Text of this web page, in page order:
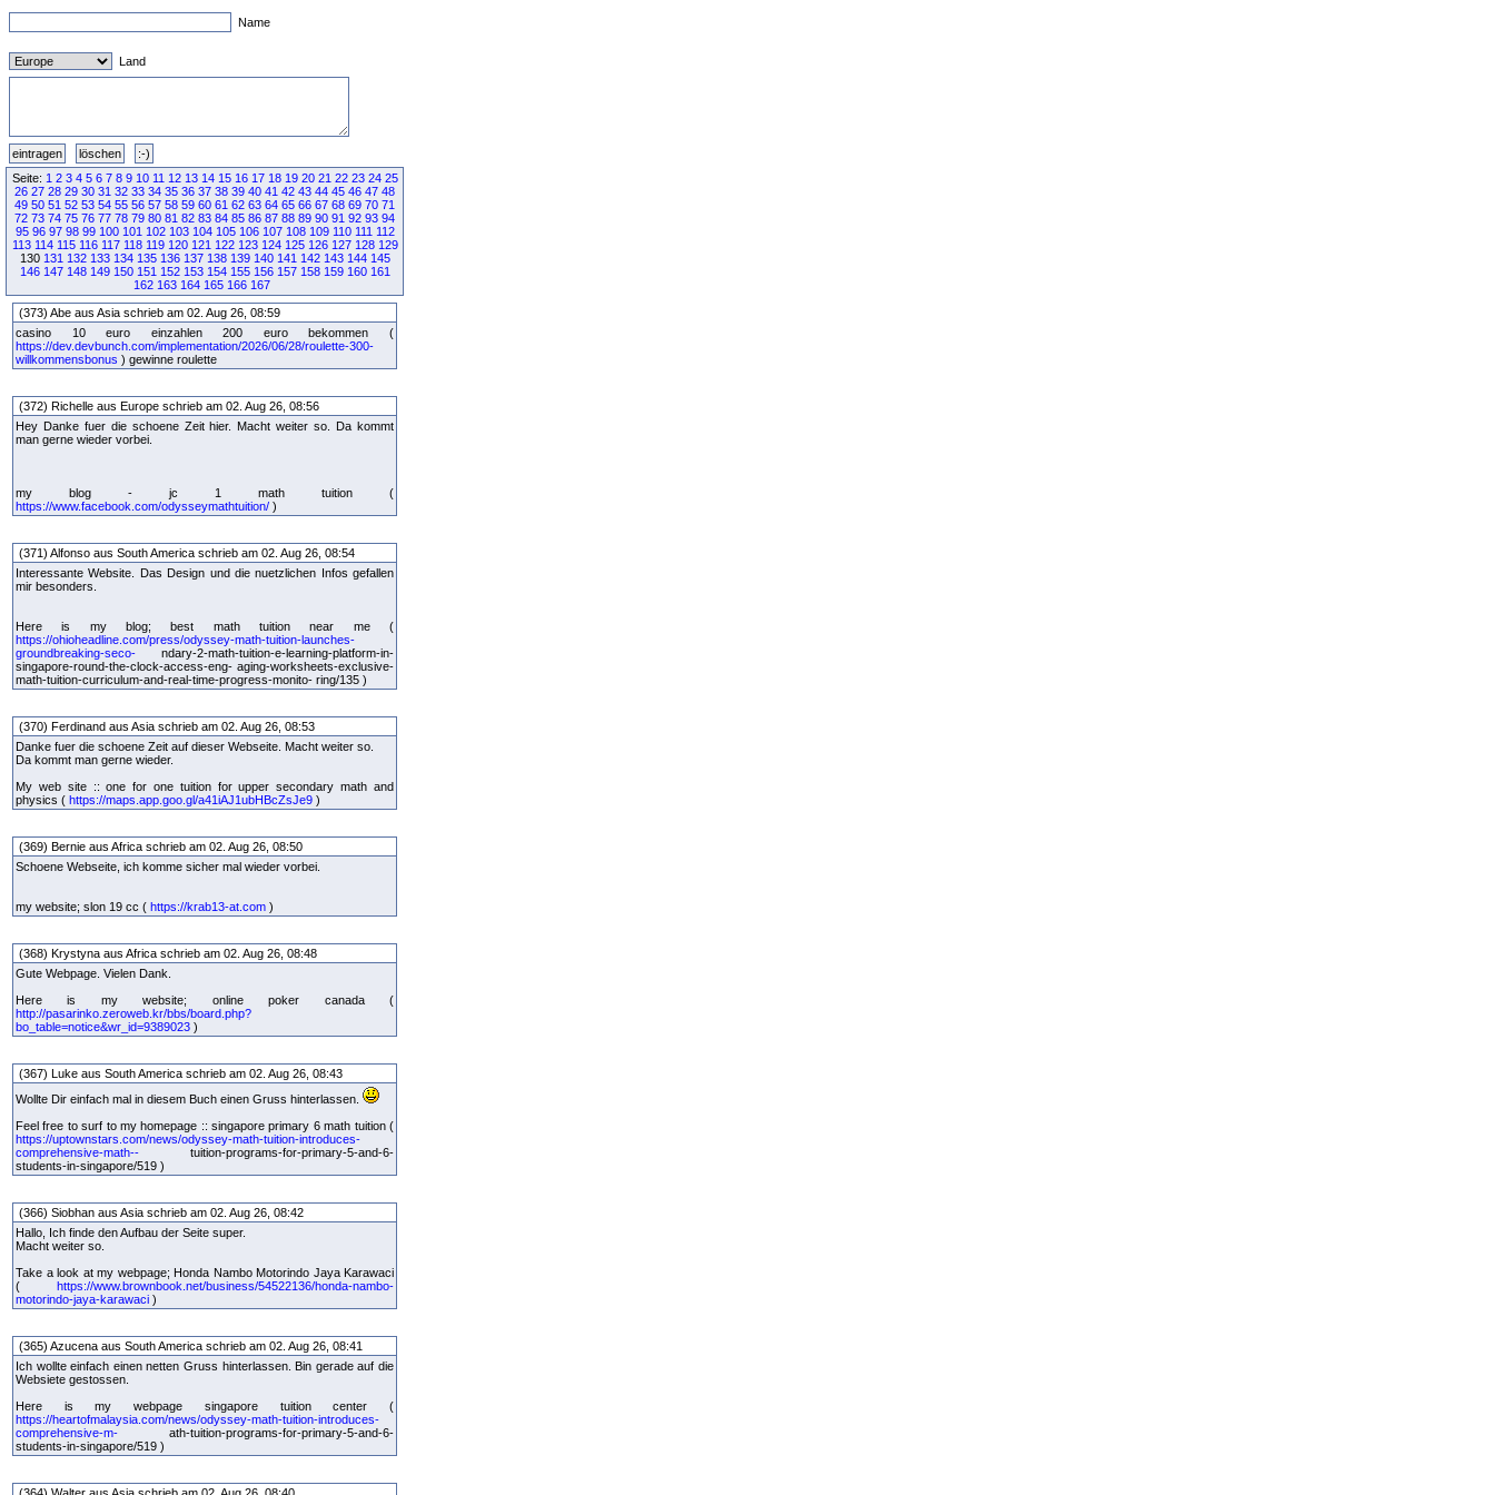
Name
Land
Seite: 1 2 3 4 5 6 7 8 9 10 11 12 13 14 15 16 17 18 19 20 21 22 23 24 25
26 27 28 29 30 31 32 33 34 35 36 37 38 39 40 41 42 43 44 45 46 47 48
49 50 51 52 53 54 55 56 57 58 59 60 61 62 63 64 65 66 67 68 69 70 71
72 73 74 75 76 77 78 79 80 81 82 83 84 85 86 87 88 89 90 91 92 93 94
95 96 97 98 99 100 101 102 103 104 105 106 107 108 109 110 111 112
113 114 115 116 117 118 119 120 121 122 123 124 125 126 127 128 129
130 131 132 133 134 135 136 137 138 139 140 141 142 143 144 145
146 147 148 149 150 151 152 153 154 155 156 157 158 159 160 161
162 163 164 165 166 167
(373) Abe aus Asia schrieb am 02. Aug 26, 08:59
casino 10 euro einzahlen 200 euro bekommen (
https://dev.devbunch.com/implementation/2026/06/28/roulette-300-
willkommensbonus ) gewinne roulette
(372) Richelle aus Europe schrieb am 02. Aug 26, 08:56
Hey Danke fuer die schoene Zeit hier. Macht weiter so. Da kommt
man gerne wieder vorbei.
my blog - jc 1 math tuition (
https://www.facebook.com/odysseymathtuition/ )
(371) Alfonso aus South America schrieb am 02. Aug 26, 08:54
Interessante Website. Das Design und die nuetzlichen Infos gefallen
mir besonders.
Here is my blog; best math tuition near me (
https://ohioheadline.com/press/odyssey-math-tuition-launches-
groundbreaking-seco- ndary-2-math-tuition-e-learning-platform-in-
singapore-round-the-clock-access-eng- aging-worksheets-exclusive-
math-tuition-curriculum-and-real-time-progress-monito- ring/135 )
(370) Ferdinand aus Asia schrieb am 02. Aug 26, 08:53
Danke fuer die schoene Zeit auf dieser Webseite. Macht weiter so.
Da kommt man gerne wieder.
My web site :: one for one tuition for upper secondary math and
physics ( https://maps.app.goo.gl/a41iAJ1ubHBcZsJe9 )
(369) Bernie aus Africa schrieb am 02. Aug 26, 08:50
Schoene Webseite, ich komme sicher mal wieder vorbei.
my website; slon 19 cc ( https://krab13-at.com )
(368) Krystyna aus Africa schrieb am 02. Aug 26, 08:48
Gute Webpage. Vielen Dank.
Here is my website; online poker canada (
http://pasarinko.zeroweb.kr/bbs/board.php?
bo_table=notice&wr_id=9389023 )
(367) Luke aus South America schrieb am 02. Aug 26, 08:43
Wollte Dir einfach mal in diesem Buch einen Gruss hinterlassen.
Feel free to surf to my homepage :: singapore primary 6 math tuition (
https://uptownstars.com/news/odyssey-math-tuition-introduces-
comprehensive-math-- tuition-programs-for-primary-5-and-6-
students-in-singapore/519 )
(366) Siobhan aus Asia schrieb am 02. Aug 26, 08:42
Hallo, Ich finde den Aufbau der Seite super.
Macht weiter so.
Take a look at my webpage; Honda Nambo Motorindo Jaya Karawaci
( https://www.brownbook.net/business/54522136/honda-nambo-
motorindo-jaya-karawaci )
(365) Azucena aus South America schrieb am 02. Aug 26, 08:41
Ich wollte einfach einen netten Gruss hinterlassen. Bin gerade auf die
Websiete gestossen.
Here is my webpage singapore tuition center (
https://heartofmalaysia.com/news/odyssey-math-tuition-introduces-
comprehensive-m- ath-tuition-programs-for-primary-5-and-6-
students-in-singapore/519 )